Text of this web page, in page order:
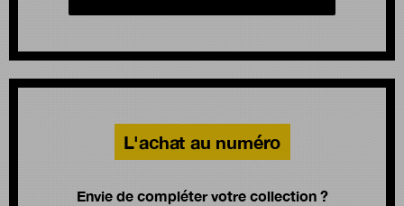
L'achat au numéro
Envie de compléter votre collection ?